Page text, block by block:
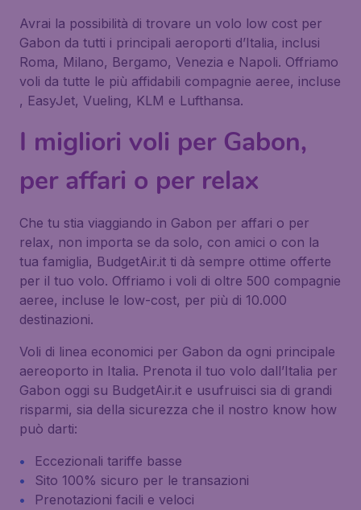
Avrai la possibilità di trovare un volo low cost per
Gabon da tutti i principali aeroporti d’Italia, inclusi
Roma, Milano, Bergamo, Venezia e Napoli. Offriamo
voli da tutte le più affidabili compagnie aeree, incluse
, EasyJet, Vueling, KLM e Lufthansa.
I migliori voli per Gabon,
per affari o per relax
Che tu stia viaggiando in Gabon per affari o per
relax, non importa se da solo, con amici o con la
tua famiglia, BudgetAir.it ti dà sempre ottime offerte
per il tuo volo. Offriamo i voli di oltre 500 compagnie
aeree, incluse le low-cost, per più di 10.000
destinazioni.
Voli di linea economici per Gabon da ogni principale
aereoporto in Italia. Prenota il tuo volo dall’Italia per
Gabon oggi su BudgetAir.it e usufruisci sia di grandi
risparmi, sia della sicurezza che il nostro know how
può darti:
Eccezionali tariffe basse
Sito 100% sicuro per le transazioni
Prenotazioni facili e veloci